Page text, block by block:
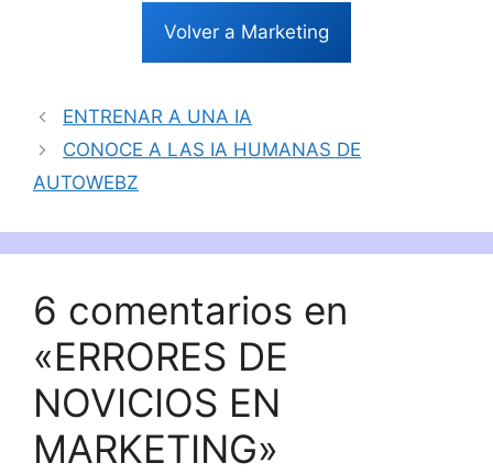
Volver a Marketing
ENTRENAR A UNA IA
CONOCE A LAS IA HUMANAS DE
AUTOWEBZ
6 comentarios en
«ERRORES DE
NOVICIOS EN
MARKETING»